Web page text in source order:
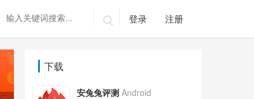
 登录 注册
下载
安兔兔评测 Android